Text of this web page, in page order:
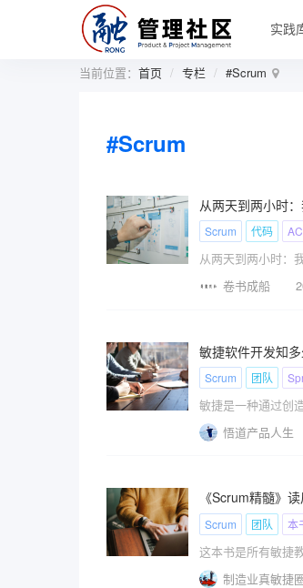
实践
当前位置： 首页 专栏 #Scrum
#Scrum
从两天到两小时
Scrum
代码 AC
从两天到两小时：
卷书成船
敏捷软件开发知多
Scrum
团队
敏捷是一种通过创
悟道产品人生
《Scrum精髓》
Scrum
团队 本
制造业真敏捷